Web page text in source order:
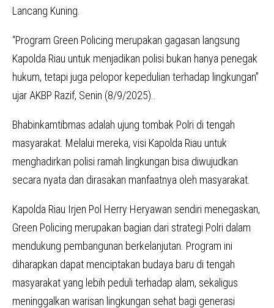
Lancang Kuning.
“Program Green Policing merupakan gagasan langsung
Kapolda Riau untuk menjadikan polisi bukan hanya penegak
hukum, tetapi juga pelopor kepedulian terhadap lingkungan”
ujar AKBP Razif, Senin (8/9/2025)..
Bhabinkamtibmas adalah ujung tombak Polri di tengah
masyarakat. Melalui mereka, visi Kapolda Riau untuk
menghadirkan polisi ramah lingkungan bisa diwujudkan
secara nyata dan dirasakan manfaatnya oleh masyarakat.
Kapolda Riau Irjen Pol Herry Heryawan sendiri menegaskan,
Green Policing merupakan bagian dari strategi Polri dalam
mendukung pembangunan berkelanjutan. Program ini
diharapkan dapat menciptakan budaya baru di tengah
masyarakat yang lebih peduli terhadap alam, sekaligus
meninggalkan warisan lingkungan sehat bagi generasi